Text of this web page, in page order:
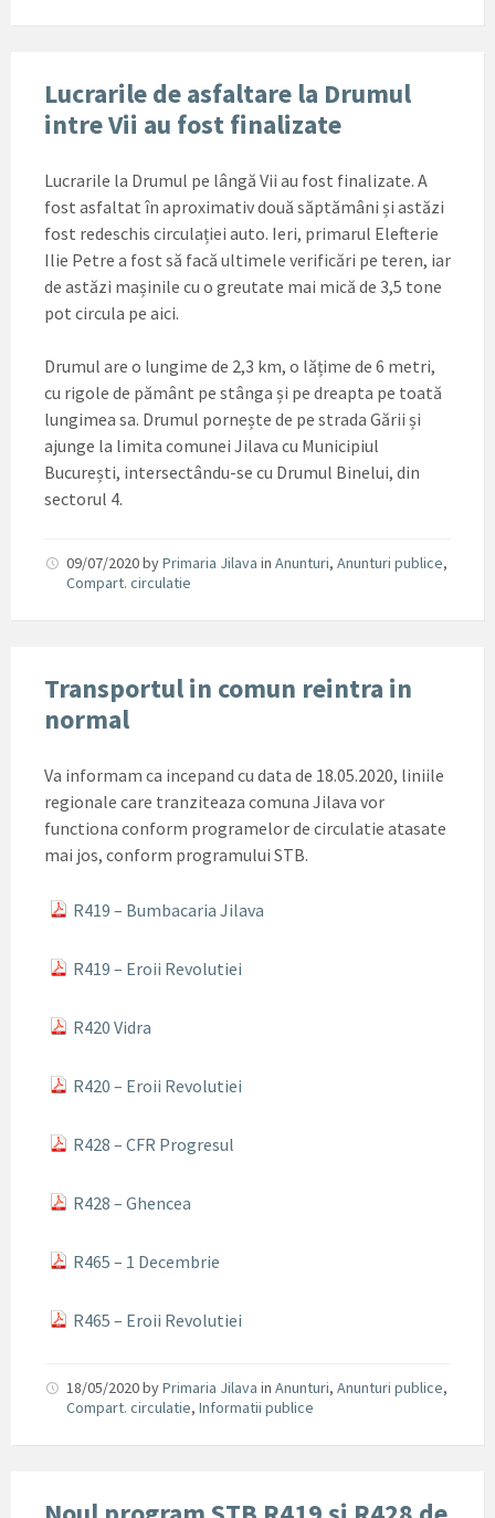
Lucrarile de asfaltare la Drumul
intre Vii au fost finalizate
Lucrarile la Drumul pe lângă Vii au fost finalizate. A
fost asfaltat în aproximativ două săptămâni și astăzi
fost redeschis circulației auto. Ieri, primarul Elefterie
Ilie Petre a fost să facă ultimele verificări pe teren, iar
de astăzi mașinile cu o greutate mai mică de 3,5 tone
pot circula pe aici.
Drumul are o lungime de 2,3 km, o lățime de 6 metri,
cu rigole de pământ pe stânga și pe dreapta pe toată
lungimea sa. Drumul pornește de pe strada Gării și
ajunge la limita comunei Jilava cu Municipiul
București, intersectându-se cu Drumul Binelui, din
sectorul 4.
09/07/2020byPrimaria Jilava in Anunturi, Anunturi publice,
Compart. circulatie
Transportul in comun reintra in
normal
Va informam ca incepand cu data de 18.05.2020, liniile
regionale care tranziteaza comuna Jilava vor
functiona conform programelor de circulatie atasate
mai jos, conform programului STB.
R419 – Bumbacaria Jilava
R419 – Eroii Revolutiei
R420 Vidra
R420 – Eroii Revolutiei
R428 – CFR Progresul
R428 – Ghencea
R465 – 1 Decembrie
R465 – Eroii Revolutiei
18/05/2020byPrimaria Jilava in Anunturi, Anunturi publice,
Compart. circulatie, Informatii publice